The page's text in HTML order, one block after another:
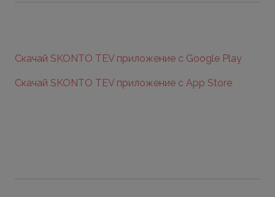
Скачай SKONTO TEV приложение с Google Play
Скачай SKONTO TEV приложение с App Store